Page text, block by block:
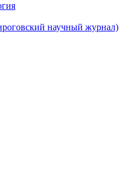
научный журнал)